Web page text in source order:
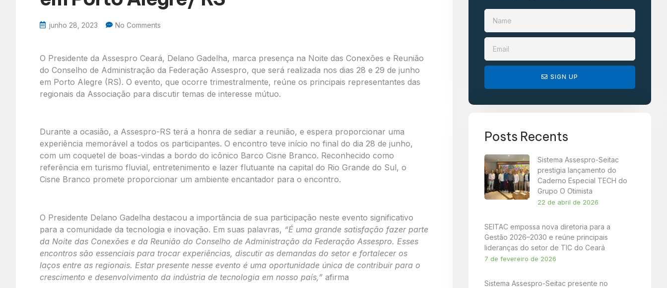
junho 28, 2023 No Comments
O Presidente da Assespro Ceará, Delano Gadelha, marca presença na Noite das Conexões e Reunião
do Conselho de Administração da Federação Assespro, que será realizada nos dias 28 e 29 de junho
em Porto Alegre (RS). O evento, que ocorre trimestralmente, reúne os principais representantes das
regionais da Associação para discutir temas de interesse mútuo.
Durante a ocasião, a Assespro-RS terá a honra de sediar a reunião, e espera proporcionar uma
experiência memorável a todos os participantes. O encontro teve início no final do dia 28 de junho,
com um coquetel de boas-vindas a bordo do icônico Barco Cisne Branco. Reconhecido como
referência em turismo fluvial, entretenimento e lazer flutuante na capital do Rio Grande do Sul, o
Cisne Branco promete proporcionar um ambiente encantador para o encontro.
O Presidente Delano Gadelha destacou a importância de sua participação neste evento significativo
para a comunidade da tecnologia e inovação. Em suas palavras, “É uma grande satisfação fazer parte
da Noite das Conexões e da Reunião do Conselho de Administração da Federação Assespro. Esses
encontros são essenciais para trocar experiências, discutir as demandas do setor e fortalecer os
laços entre as regionais. Estar presente nesse evento é uma oportunidade única de contribuir para o
crescimento e desenvolvimento da indústria de tecnologia em nosso país,” afirma
SIGN UP
Posts Recents
Sistema Assespro-Seitac
prestigia lançamento do
Caderno Especial TECH do
Grupo O Otimista
22 de abril de 2026
SEITAC empossa nova diretoria para a
Gestão 2026–2030 e reúne principais
lideranças do setor de TIC do Ceará
7 de fevereiro de 2026
Sistema Assespro-Seitac presente no